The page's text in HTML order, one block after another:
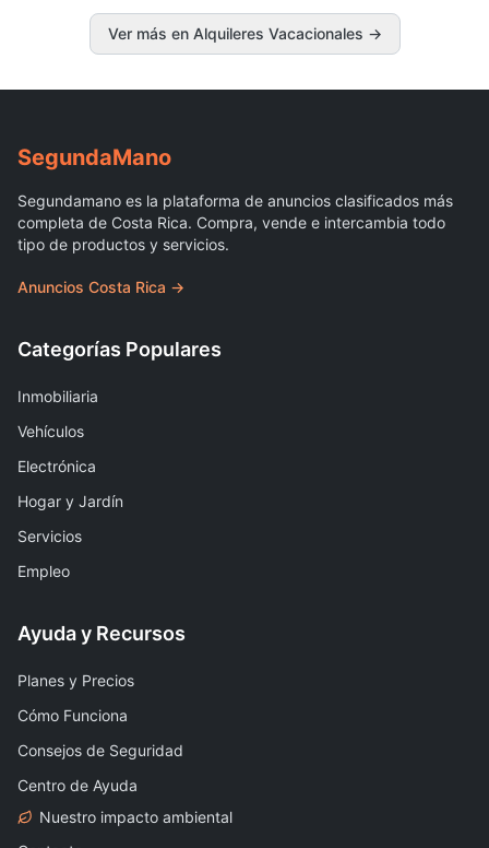
Ver más en Alquileres Vacacionales →
SegundaMano
Segundamano es la plataforma de anuncios clasificados más
completa de Costa Rica. Compra, vende e intercambia todo
tipo de productos y servicios.
Anuncios Costa Rica →
Categorías Populares
Inmobiliaria
Vehículos
Electrónica
Hogar y Jardín
Servicios
Empleo
Ayuda y Recursos
Planes y Precios
Cómo Funciona
Consejos de Seguridad
Centro de Ayuda
Nuestro impacto ambiental